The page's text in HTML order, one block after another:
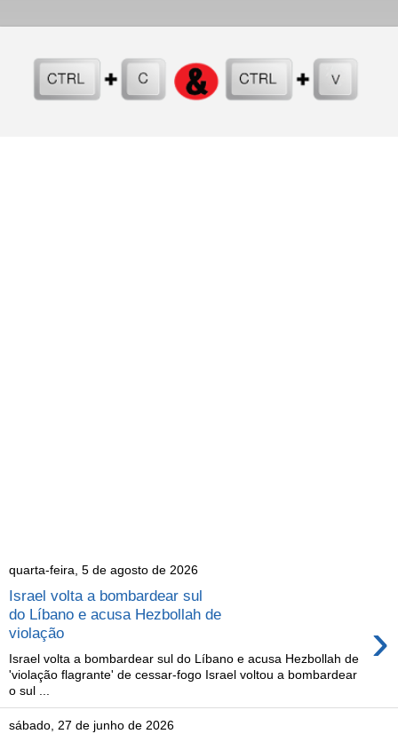
quarta-feira, 5 de agosto de 2026
Israel volta a bombardear sul
do Líbano e acusa Hezbollah de
violação
›
Israel volta a bombardear sul do Líbano e acusa Hezbollah de
'violação flagrante' de cessar-fogo Israel voltou a bombardear
o sul ...
sábado, 27 de junho de 2026